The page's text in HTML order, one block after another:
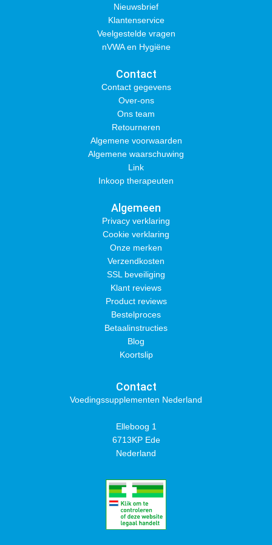
Nieuwsbrief
Klantenservice
Veelgestelde vragen
nVWA en Hygiëne
Contact
Contact gegevens
Over-ons
Ons team
Retourneren
Algemene voorwaarden
Algemene waarschuwing
Link
Inkoop therapeuten
Algemeen
Privacy verklaring
Cookie verklaring
Onze merken
Verzendkosten
SSL beveiliging
Klant reviews
Product reviews
Bestelproces
Betaalinstructies
Blog
Koortslip
Contact
Voedingssupplementen Nederland
Elleboog 1
6713KP Ede
Nederland